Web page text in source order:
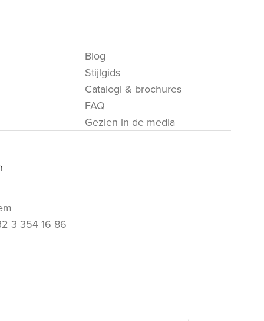
Blog
Stijlgids
Catalogi & brochures
FAQ
Gezien in de media
3 354 16 86